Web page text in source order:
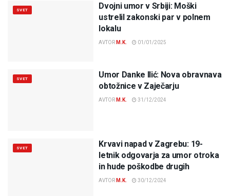
SVET
Dvojni umor v Srbiji: Moški
ustrelil zakonski par v polnem
lokalu
AVTOR M.K. 01/01/2025
SVET
Umor Danke Ilić: Nova obravnava
obtožnice v Zaječarju
AVTOR M.K. 31/12/2024
SVET
Krvavi napad v Zagrebu: 19-
letnik odgovarja za umor otroka
in hude poškodbe drugih
AVTOR M.K. 30/12/2024